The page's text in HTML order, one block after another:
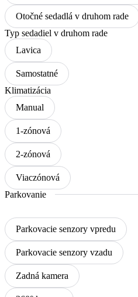
Otočné sedadlá v druhom rade
Typ sedadiel v druhom rade
Lavica
Samostatné
Klimatizácia
Manual
1-zónová
2-zónová
Viaczónová
Parkovanie
Parkovacie senzory vpredu
Parkovacie senzory vzadu
Zadná kamera